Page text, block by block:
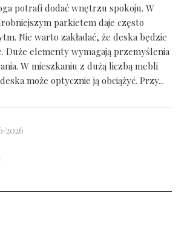
potrafi dodać wnętrzu spokoju. W
parkietem daje często
Nie warto zakładać, że deska będzie
Duże elementy wymagają przemyślenia
W mieszkaniu z dużą liczbą mebli
może optycznie ją obciążyć. Przy...
2026